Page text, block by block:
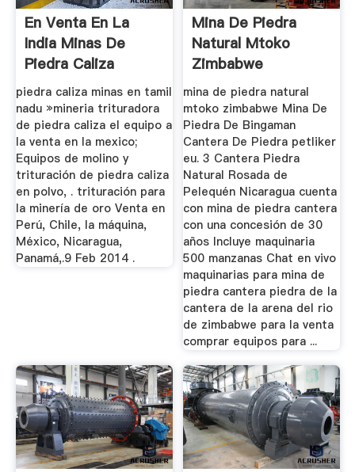
En Venta En La
India Minas De
Piedra Caliza
piedra caliza minas en tamil
nadu »mineria trituradora
de piedra caliza el equipo a
la venta en la mexico;
Equipos de molino y
trituración de piedra caliza
en polvo, . trituración para
la minería de oro Venta en
Perú, Chile, la máquina,
México, Nicaragua,
Panamá,.9 Feb 2014 .
Mina De Piedra
Natural Mtoko
Zimbabwe
mina de piedra natural
mtoko zimbabwe Mina De
Piedra De Bingaman
Cantera De Piedra petliker
eu. 3 Cantera Piedra
Natural Rosada de
Pelequén Nicaragua cuenta
con mina de piedra cantera
con una concesión de 30
años Incluye maquinaria
500 manzanas Chat en vivo
maquinarias para mina de
piedra cantera piedra de la
cantera de la arena del rio
de zimbabwe para la venta
comprar equipos para ...